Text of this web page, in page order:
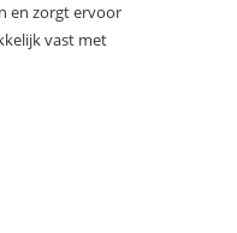
en zorgt ervoor
vast met